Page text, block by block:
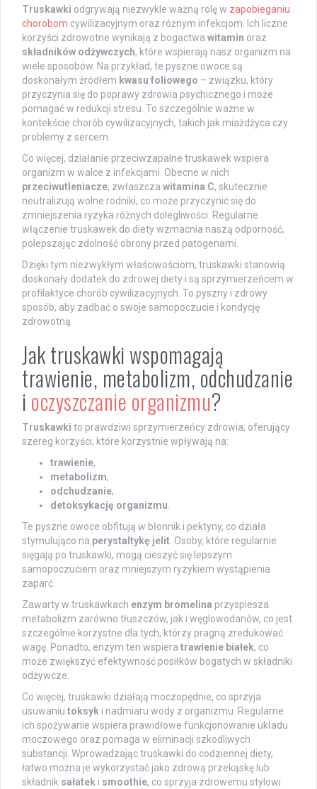
Truskawki odgrywają niezwykle ważną rolę w zapobieganiu
chorobom cywilizacyjnym oraz różnym infekcjom. Ich liczne
korzyści zdrowotne wynikają z bogactwa witamin oraz
składników odżywczych, które wspierają nasz organizm na
wiele sposobów. Na przykład, te pyszne owoce są
doskonałym źródłem kwasu foliowego – związku, który
przyczynia się do poprawy zdrowia psychicznego i może
pomagać w redukcji stresu. To szczególnie ważne w
kontekście chorób cywilizacyjnych, takich jak miażdżyca czy
problemy z sercem.
Co więcej, działanie przeciwzapalne truskawek wspiera
organizm w walce z infekcjami. Obecne w nich
przeciwutleniacze, zwłaszcza witamina C, skutecznie
neutralizują wolne rodniki, co może przyczynić się do
zmniejszenia ryzyka różnych dolegliwości. Regularne
włączenie truskawek do diety wzmacnia naszą odporność,
polepszając zdolność obrony przed patogenami.
Dzięki tym niezwykłym właściwościom, truskawki stanowią
doskonały dodatek do zdrowej diety i są sprzymierzeńcem w
profilaktyce chorób cywilizacyjnych. To pyszny i zdrowy
sposób, aby zadbać o swoje samopoczucie i kondycję
zdrowotną.
Jak truskawki wspomagają
trawienie, metabolizm, odchudzanie
i oczyszczanie organizmu?
Truskawki to prawdziwi sprzymierzeńcy zdrowia, oferujący
szereg korzyści, które korzystnie wpływają na:
trawienie,
metabolizm,
odchudzanie,
detoksykację organizmu
Te pyszne owoce obfitują w błonnik i pektyny, co działa
stymulująco na perystaltykę jelit . Osoby, które regularnie
sięgają po truskawki, mogą cieszyć się lepszym
samopoczuciem oraz mniejszym ryzykiem wystąpienia
zaparć.
Zawarty w truskawkach enzym bromelina przyspiesza
metabolizm zarówno tłuszczów, jak i węglowodanów, co jest
szczególnie korzystne dla tych, którzy pragną zredukować
wagę. Ponadto, enzym ten wspiera trawienie białek, co
może zwiększyć efektywność posiłków bogatych w składniki
odżywcze.
Co więcej, truskawki działają moczopędnie, co sprzyja
usuwaniu toksyk i nadmiaru wody z organizmu. Regularne
ich spożywanie wspiera prawidłowe funkcjonowanie układu
moczowego oraz pomaga w eliminacji szkodliwych
substancji. Wprowadzając truskawki do codziennej diety,
łatwo można je wykorzystać jako zdrową przekąskę lub
składnik sałatek i smoothie, co sprzyja zdrowemu stylowi